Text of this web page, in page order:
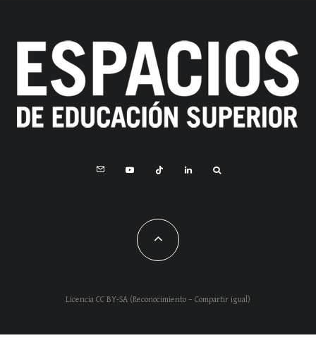
Licencia CC BY-SA (Reconocimiento – Compartir igual)